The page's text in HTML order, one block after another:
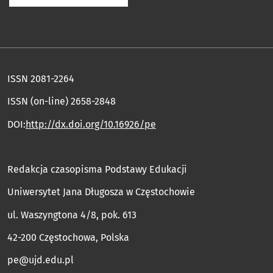
ISSN 2081-2264
ISSN (on-line) 2658-2848
DOI:http://dx.doi.org/10.16926/pe
Redakcja czasopisma Podstawy Edukacji
Uniwersytet Jana Długosza w Częstochowie
ul. Waszyngtona 4/8, pok. 613
42-200 Częstochowa, Polska
pe@ujd.edu.pl